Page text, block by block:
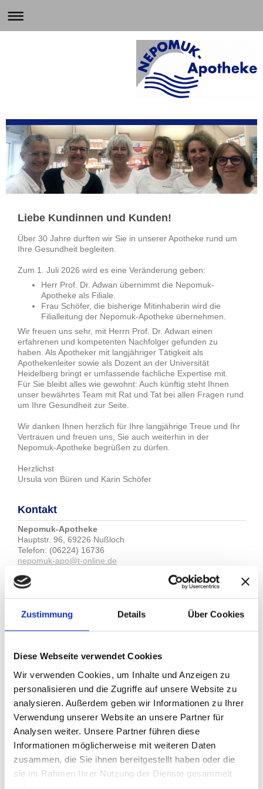
Zustimmung Details Über Cookies
Diese Webseite verwendet Cookies
Wir verwenden Cookies, um Inhalte und Anzeigen zu
personalisieren und die Zugriffe auf unsere Website zu
analysieren. Außerdem geben wir Informationen zu Ihrer
Verwendung unserer Website an unsere Partner für
Analysen weiter. Unsere Partner führen diese
Informationen möglicherweise mit weiteren Daten
zusammen, die Sie ihnen bereitgestellt haben oder die
sie im Rahmen Ihrer Nutzung der Dienste gesammelt
Liebe Kundinnen und Kunden!
Über 30 Jahre durften wir Sie in unserer Apotheke rund um
Ihre Gesundheit begleiten.
Zum 1. Juli 2026 wird es eine Veränderung geben:
Herr Prof. Dr. Adwan übernimmt die Nepomuk-
Apotheke als Filiale.
Frau Schöfer, die bisherige Mitinhaberin wird die
Filialleitung der Nepomuk-Apotheke übernehmen.
Wir freuen uns sehr, mit Herrn Prof. Dr. Adwan einen
erfahrenen und kompetenten Nachfolger gefunden zu
haben. Als Apotheker mit langjähriger Tätigkeit als
Apothekenleiter sowie als Dozent an der Universität
Heidelberg bringt er umfassende fachliche Expertise mit.
Für Sie bleibt alles wie gewohnt: Auch künftig steht Ihnen
unser bewährtes Team mit Rat und Tat bei allen Fragen rund
um Ihre Gesundheit zur Seite.
Wir danken Ihnen herzlich für Ihre langjährige Treue und Ihr
Vertrauen und freuen uns, Sie auch weiterhin in der
Nepomuk-Apotheke begrüßen zu dürfen.
Herzlichst
Ursula von Büren und Karin Schöfer
Kontakt
Nepomuk-Apotheke
Hauptstr. 96, 69226 Nußloch
Telefon: (06224) 16736
nepomuk-apo@t-online.de
Öffnungszeiten
Montag bis Freitag
8.30 bis 13 und 15 bis 19 Uhr
8.30 bis 13 Uhr
Hier finden Sie uns